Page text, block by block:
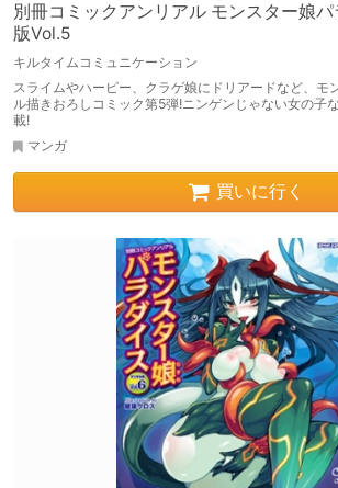
別冊コミックアンリアル モンスター娘
版Vol.5
キルタイムコミュニケーション
スライムやハーピー、クラゲ娘にドリアードなど、モ
ル描きおろしコミック第5弾!ニンゲンじゃない女の子
載!
マンガ
買いに行く